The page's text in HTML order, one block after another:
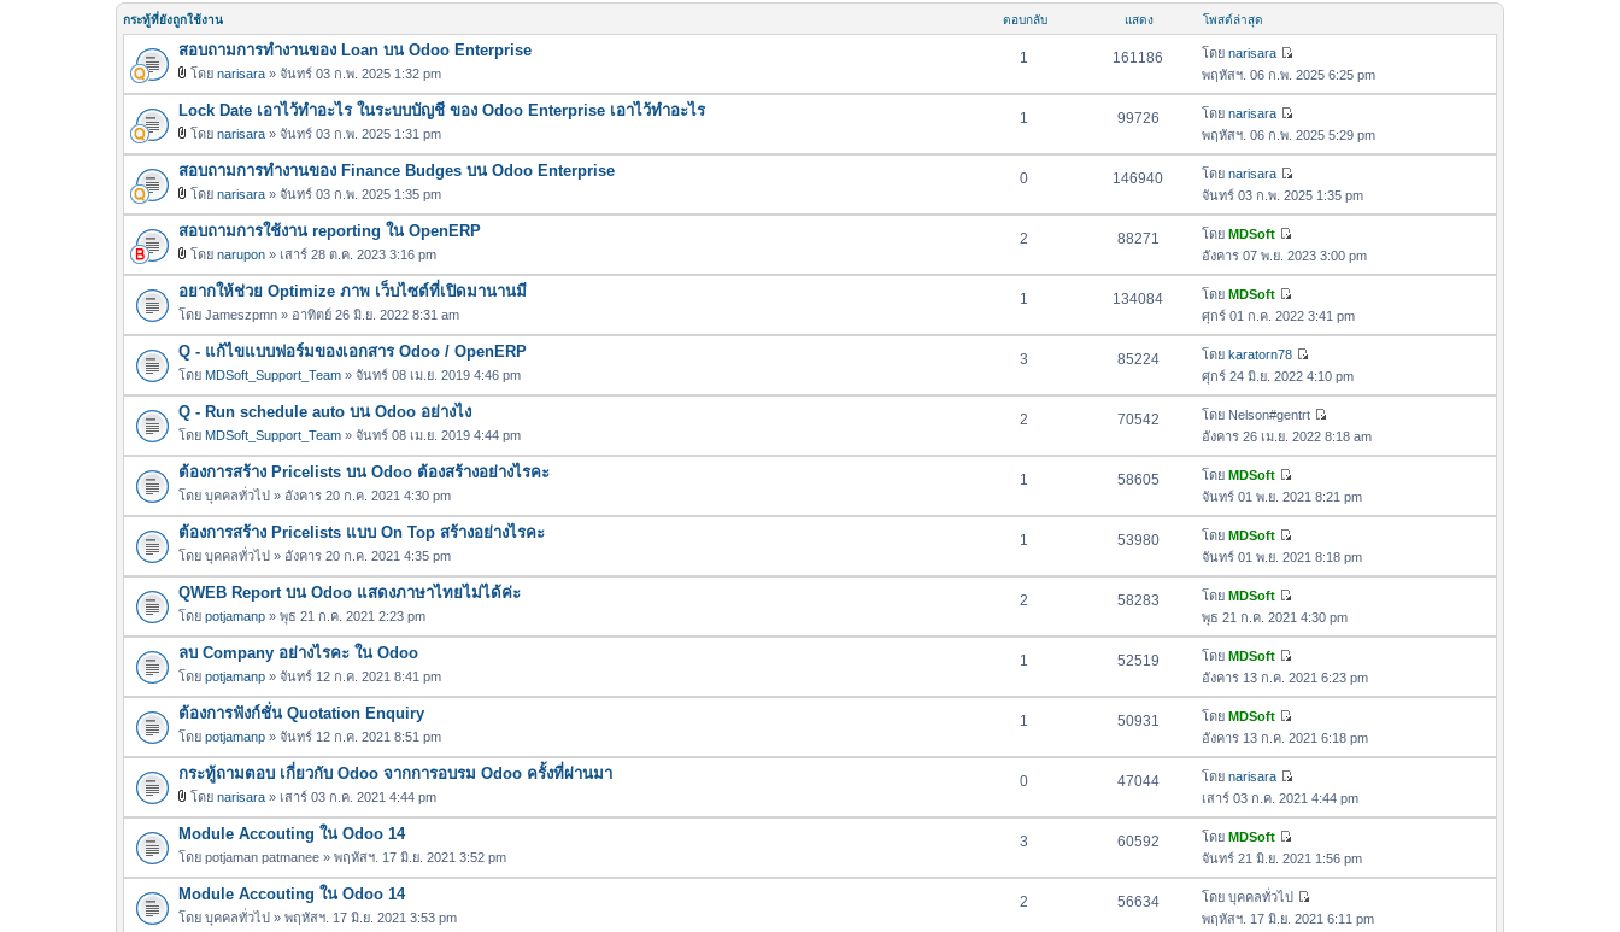
ล่
สุ
ด
อ
า
ม
า
สุ
กระทู้ที่ยังถูกใช้งาน ตอบกลับ แสดง โพสต์ล่าสุด
สอบถามการทำงานของ Loan บน Odoo Enterprise
ฟ
ล์
แ
น
บ
โดย narisara » จันทร์ 03 ก.พ. 2025 1:32 pm
1 161186 โดย narisara
ดู
ข้
ค
ว
ม
ล่
สุ
พฤหัสฯ. 06 ก.พ. 2025 6:25 pm
Lock Date เอาไว้ทำอะไร ในระบบบัญชี ของ Odoo Enterprise เอาไว้ทำอะไร
ฟ
ล์
แ
น
บ
โดย narisara » จันทร์ 03 ก.พ. 2025 1:31 pm
1 99726 โดย narisara
ดู
ข้
ค
ว
ม
ล่
สุ
ด
พฤหัสฯ. 06 ก.พ. 2025 5:29 pm
สอบถามการทำงานของ Finance Budges บน Odoo Enterprise
ฟ
ล์
แ
น
บ
โดย narisara » จันทร์ 03 ก.พ. 2025 1:35 pm
0 146940 โดย narisara
ดู
ข้
ค
ว
ม
ล่
า
สุ
จันทร์ 03 ก.พ. 2025 1:35 pm
สอบถามการใช้งาน reporting ใน OpenERP
ฟ
ล์
แ
น
บ
โดย narupon » เสาร์ 28 ต.ค. 2023 3:16 pm
2 88271 โดย MDSoft
ดู
ข้
ค
ว
า
ม
ล่
า
สุ
อังคาร 07 พ.ย. 2023 3:00 pm
อยากให้ช่วย Optimize ภาพ เว็บไซต์ที่เปิดมานานมี
โดย Jameszpmn » อาทิตย์ 26 มิ.ย. 2022 8:31 am
1 134084 โดย MDSoft
ดู
ข้
อ
ค
ว
า
ม
ล่
สุ
ศุกร์ 01 ก.ค. 2022 3:41 pm
Q - แก้ไขแบบฟอร์มของเอกสาร Odoo / OpenERP
โดย MDSoft_Support_Team » จันทร์ 08 เม.ย. 2019 4:46 pm
3 85224 โดย karatorn78
ดู
ข้
อ
ค
ว
ม
ล่
สุ
ศุกร์ 24 มิ.ย. 2022 4:10 pm
Q - Run schedule auto บน Odoo อย่างไง
โดย MDSoft_Support_Team » จันทร์ 08 เม.ย. 2019 4:44 pm
2 70542 โดย Nelson#gentrt
ดู
ข้
ค
ว
ม
ล่
สุ
อังคาร 26 เม.ย. 2022 8:18 am
ต้องการสร้าง Pricelists บน Odoo ต้องสร้างอย่างไรคะ
โดย บุคคลทั่วไป » อังคาร 20 ก.ค. 2021 4:30 pm
1 58605 โดย MDSoft
ดู
ข้
ค
ว
ม
ล่
สุ
จันทร์ 01 พ.ย. 2021 8:21 pm
ต้องการสร้าง Pricelists แบบ On Top สร้างอย่างไรคะ
โดย บุคคลทั่วไป » อังคาร 20 ก.ค. 2021 4:35 pm
1 53980 โดย MDSoft
ดู
ข้
ค
ว
ม
ล่
สุ
จันทร์ 01 พ.ย. 2021 8:18 pm
QWEB Report บน Odoo แสดงภาษาไทยไม่ได้ค่ะ
โดย potjamanp » พุธ 21 ก.ค. 2021 2:23 pm
2 58283 โดย MDSoft
ดู
ข้
ค
ว
ม
ล่
สุ
พุธ 21 ก.ค. 2021 4:30 pm
ลบ Company อย่างไรคะ ใน Odoo
โดย potjamanp » จันทร์ 12 ก.ค. 2021 8:41 pm
1 52519 โดย MDSoft
ดู
ข้
ค
ว
ม
ล่
สุ
ด
อังคาร 13 ก.ค. 2021 6:23 pm
ต้องการฟังก์ชั่น Quotation Enquiry
โดย potjamanp » จันทร์ 12 ก.ค. 2021 8:51 pm
1 50931 โดย MDSoft
ดู
ข้
ค
ว
ม
ล่
า
สุ
อังคาร 13 ก.ค. 2021 6:18 pm
กระทู้ถามตอบ เกี่ยวกับ Odoo จากการอบรม Odoo ครั้งที่ผ่านมา
ฟ
ล์
แ
น
บ
โดย narisara » เสาร์ 03 ก.ค. 2021 4:44 pm
0 47044 โดย narisara
ดู
ข้
ค
ว
า
ม
เสาร์ 03 ก.ค. 2021 4:44 pm
Module Accouting ใน Odoo 14
โดย potjaman patmanee » พฤหัสฯ. 17 มิ.ย. 2021 3:52 pm
3 60592 โดย MDSoft
ดู
ข้
อ
ค
จันทร์ 21 มิ.ย. 2021 1:56 pm
Module Accouting ใน Odoo 14
โดย บุคคลทั่วไป » พฤหัสฯ. 17 มิ.ย. 2021 3:53 pm
2 56634 โดย บุคคลทั่วไป
ดู
พฤหัสฯ. 17 มิ.ย. 2021 6:11 pm